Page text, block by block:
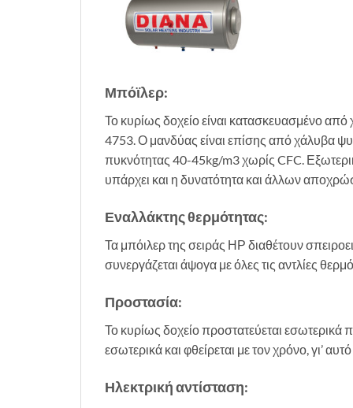
Μπόϊλερ:
Το κυρίως δοχείο είναι κατασκευασμένο
4753. Ο μανδύας είναι επίσης από χάλυβα
πυκνότητας 40-45kg/m3 χωρίς CFC.
υπάρχει και η δυνατότητα και άλλων
Εναλλάκτης θερμότητας:
Τα μπόιλερ της σειράς ΗΡ διαθέτουν
συνεργάζεται άψογα με όλες τις αντλίες
Προστασία:
Το κυρίως δοχείο προστατεύεται εσωτερικά
εσωτερικά και φθείρεται με τον χρόνο, γι’
Ηλεκτρική αντίσταση: